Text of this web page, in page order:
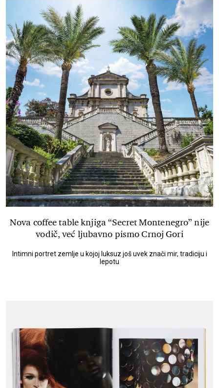
Nova coffee table knjiga “Secret Montenegro” nije
vodič, već ljubavno pismo Crnoj Gori
Intimni portret zemlje u kojoj luksuz još uvek znači mir, tradiciju i
lepotu